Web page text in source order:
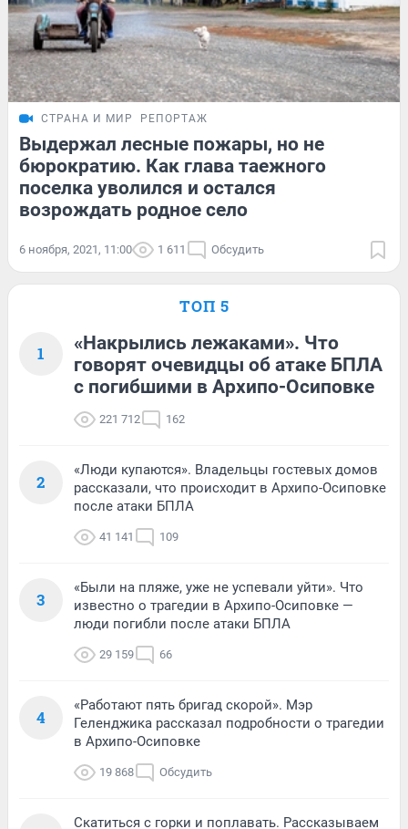
СТРАНА И МИР РЕПОРТАЖ
Выдержал лесные пожары, но не
бюрократию. Как глава таежного
поселка уволился и остался
возрождать родное село
6 ноября, 2021, 11:00 1 611 Обсудить
ТОП 5
1
«Накрылись лежаками». Что
говорят очевидцы об атаке БПЛА
с погибшими в Архипо-Осиповке
221 712 162
2
«Люди купаются». Владельцы гостевых домов
рассказали, что происходит в Архипо-Осиповке
после атаки БПЛА
41 141 109
3
«Были на пляже, уже не успевали уйти». Что
известно о трагедии в Архипо-Осиповке —
люди погибли после атаки БПЛА
29 159 66
4
«Работают пять бригад скорой». Мэр
Геленджика рассказал подробности о трагедии
в Архипо-Осиповке
19 868 Обсудить
Скатиться с горки и поплавать. Рассказываем